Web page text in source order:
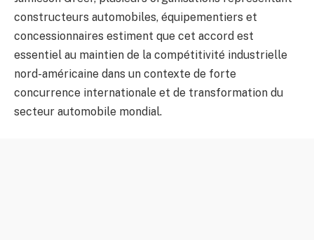
constructeurs automobiles, équipementiers et
concessionnaires estiment que cet accord est
essentiel au maintien de la compétitivité industrielle
nord-américaine dans un contexte de forte
concurrence internationale et de transformation du
secteur automobile mondial.